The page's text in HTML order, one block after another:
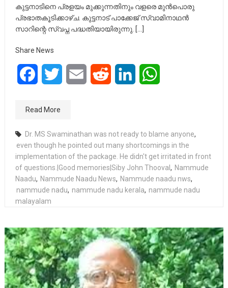
കുട്ടനാടിനെ പ്രളയം മുക്കുന്നതിനും വളരെ മുൻപൊരു
പ്രഭാതകൂടിക്കാഴ്ച. കുട്ടനാട് പാക്കേജ് സ്വാമിനാഥൻ
സാറിന്റെ സ്വപ്ന പദ്ധതിയായിരുന്നു. […]
Share News
FacebookTwitter Email Reddit LinkedIn
Read More
Dr. MS Swaminathan was not ready to blame anyone,
even though he pointed out many shortcomings in the
implementation of the package. He didn't get irritated in front
of questions.|Good memories|Siby John Thooval, Nammude
Naadu, Nammude Naadu News, Nammude naadu nws,
nammude nadu, nammude nadu kerala, nammude nadu
malayalam